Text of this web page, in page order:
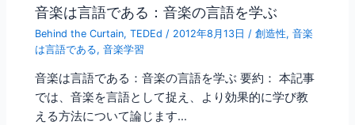
音楽は言語である：音楽の言語を学ぶ
Behind the Curtain,TEDEd / 2012年8月13日 /創造性,音楽
は言語である,音楽学習
音楽は言語である：音楽の言語を学ぶ 要約： 本記事
では、音楽を言語として捉え、より効果的に学び教
える方法について論じます…